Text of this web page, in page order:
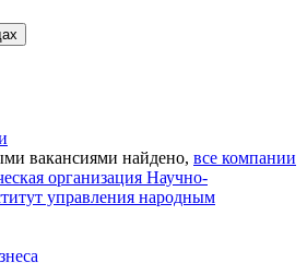
вакансиями найдено, все компании
организация Научно-
управления народным